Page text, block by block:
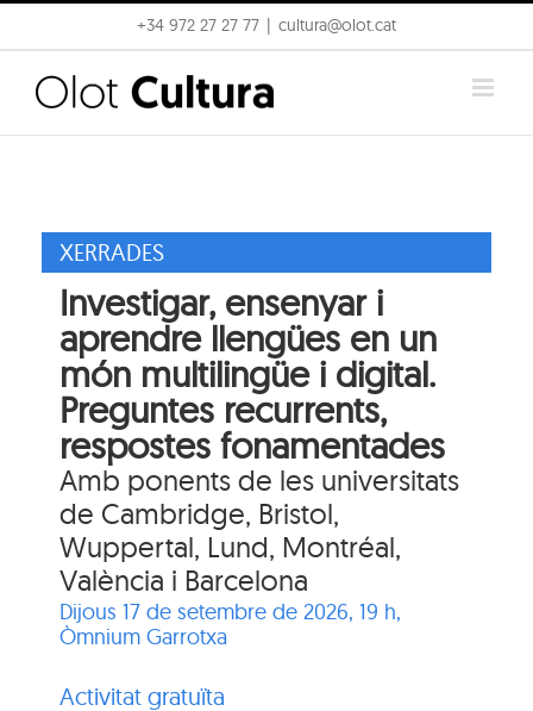
to
content
+34 972 27 27 77 cultura@olot.cat
XERRADES
Investigar, ensenyar i
aprendre llengües en un
món multilingüe i digital.
Preguntes recurrents,
respostes fonamentades
Amb ponents de les universitats
de Cambridge, Bristol,
Wuppertal, Lund, Montréal,
València i Barcelona
Dijous 17 de setembre de 2026, 19 h,
Òmnium Garrotxa
Activitat gratuïta